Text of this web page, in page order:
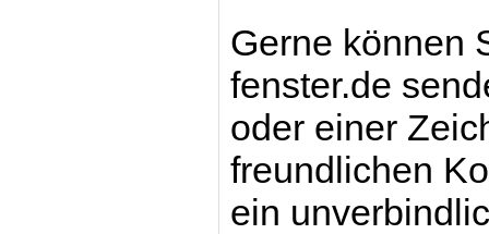
Gerne können
fenster.de
oder einer
freundlichen
ein